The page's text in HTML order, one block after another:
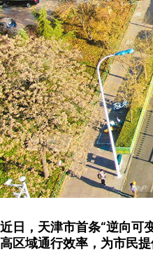
近日，天津市首条“逆向可
高区域通行效率，为市民提